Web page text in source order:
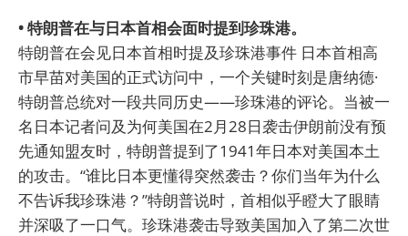
• 特朗普在与日本首相会面时提到珍珠港。
特朗普在会见日本首相时提及珍珠港事件 日本首相高
市早苗对美国的正式访问中，一个关键时刻是唐纳德·
特朗普总统对一段共同历史——珍珠港的评论。当被一
名日本记者问及为何美国在2月28日袭击伊朗前没有预
先通知盟友时，特朗普提到了1941年日本对美国本土
的攻击。“谁比日本更懂得突然袭击？你们当年为什么
不告诉我珍珠港？”特朗普说时，首相似乎瞪大了眼睛
并深吸了一口气。珍珠港袭击导致美国加入了第二次世